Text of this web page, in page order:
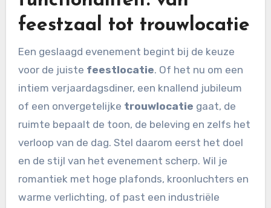
feestzaal tot trouwlocatie
Een geslaagd evenement begint bij de keuze
voor de juiste feestlocatie. Of het nu om een
intiem verjaardagsdiner, een knallend jubileum
of een onvergetelijke trouwlocatie gaat, de
ruimte bepaalt de toon, de beleving en zelfs het
verloop van de dag. Stel daarom eerst het doel
en de stijl van het evenement scherp. Wil je
romantiek met hoge plafonds, kroonluchters en
warme verlichting, of past een industriële